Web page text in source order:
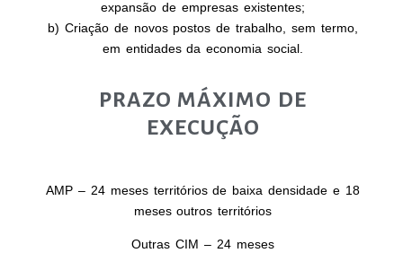
expansão de empresas existentes;
b) Criação de novos postos de trabalho, sem termo,
em entidades da economia social.
PRAZO MÁXIMO DE
EXECUÇÃO
AMP – 24 meses territórios de baixa densidade e 18
meses outros territórios
Outras CIM – 24 meses